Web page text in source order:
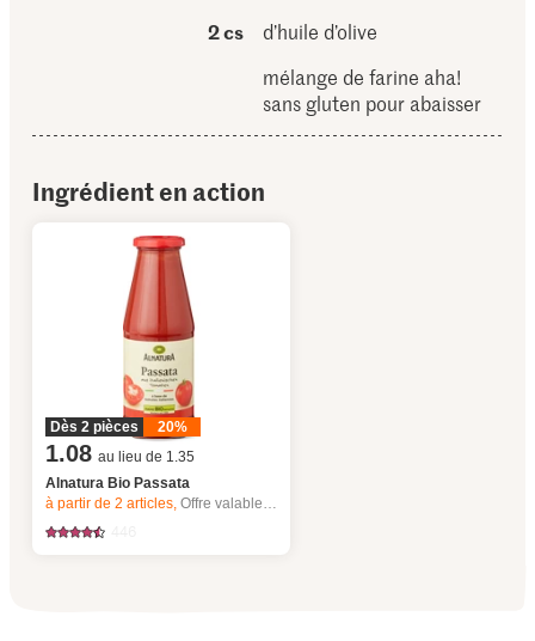
2 cs
d’huile d’olive
mélange de farine aha!
sans gluten pour abaisser
Ingrédient en action
Dès 2 pièces 20%
1.08 au lieu de 1.35
Alnatura Bio Passata
à partir de 2articles,Offre valable du 6.8 au 12.8.2026, jusqu’à épuisement du stock.